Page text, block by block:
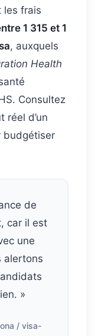
les frais
1 315 et 1
, auxquels
Health
Consultez
réel d’un
budgétiser
de
car il est
une
alertons
»
/ visa-